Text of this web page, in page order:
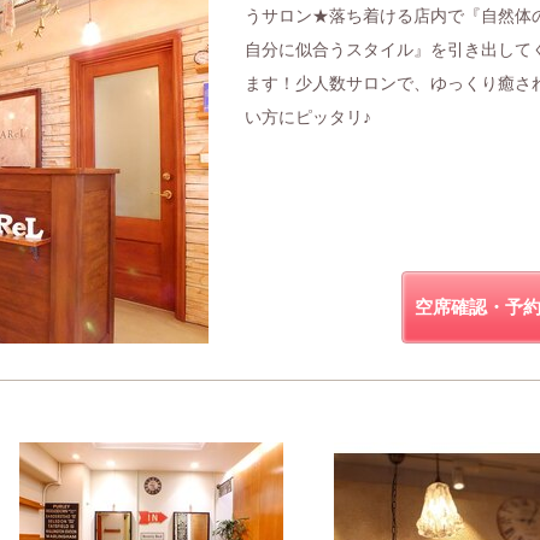
うサロン★落ち着ける店内で『自然体
自分に似合うスタイル』を引き出して
ます！少人数サロンで、ゆっくり癒さ
い方にピッタリ♪
空席確認・予